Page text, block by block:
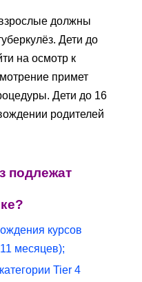
должны
Дети до
на осмотр к
примет
Дети до 16
родителей
подлежат
курсов
месяцев);
Tier 4